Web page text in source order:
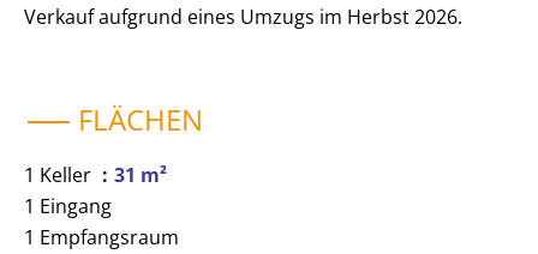
Verkauf aufgrund eines Umzugs im Herbst 2026.
FLÄCHEN
1 Keller
31 m²
1 Eingang
1 Empfangsraum